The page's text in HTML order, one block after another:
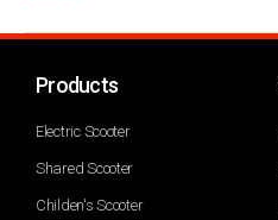
Products
Electric Scooter
Shared Scooter
Childen's Scooter